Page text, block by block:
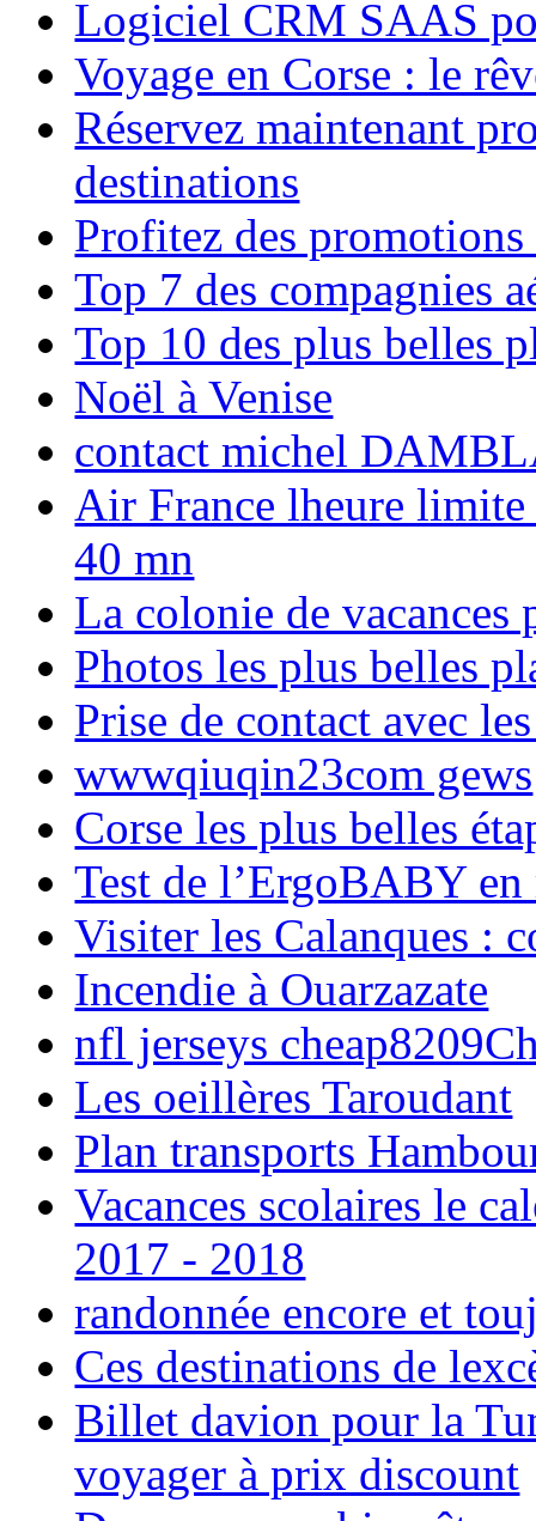
Logiciel CRM SAAS
Voyage en Corse : le
Réservez maintenant
destinations
Profitez des
Top 7 des compagnies
Top 10 des plus belles
Noël à Venise
contact michel
Air France lheure limite
40 mn
La colonie de vacances
Photos les plus belles
Prise de contact avec
wwwqiuqin23com gews
Corse les plus belles
Test de l’ErgoBABY en
Visiter les Calanques :
Incendie à Ouarzazate
nfl jerseys
Les oeillères Taroudant
Plan transports
Vacances scolaires le
2017 - 2018
randonnée encore et
Ces destinations de
Billet davion pour la
voyager à prix discount